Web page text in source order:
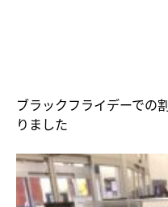
ブラックフライデーでの
りました